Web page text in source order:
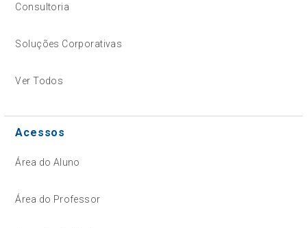
Consultoria
Soluções Corporativas
Ver Todos
Acessos
Área do Aluno
Área do Professor